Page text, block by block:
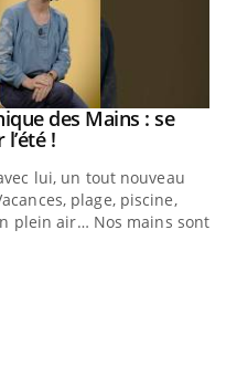
des Mains : se
!Youtube
lui, un tout nouveau
plage, piscine,
plein air… Nos mains sont